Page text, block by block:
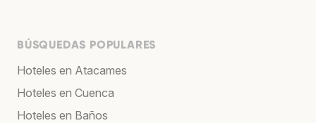
BÚSQUEDAS POPULARES
Hoteles en Atacames
Hoteles en Cuenca
Hoteles en Baños